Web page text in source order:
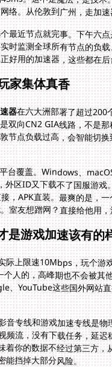
络。从伦敦到广州，走加
最近节点就完事。下午六
时监测全球所有节点的负
好用的加速器，这些都在
家集体真香
器在六大洲部署了超过200
丹、米兰五个骨干节点。每个节点都
别你的位置，推荐伦敦节点。如果伦
台覆盖。Windows、
外区ID又下载不了国服
，APK直装。最爽的是，
室友想蹭网？直接给他用
是游戏加速该有的
际上限速10Mbps，玩个
人的，高峰期也不会被
、YouTube这些国外网站
音专线和游戏加速专线是
流，没有下载任务，延迟
你的数据不经过第三方
能挡掉大部分风险。